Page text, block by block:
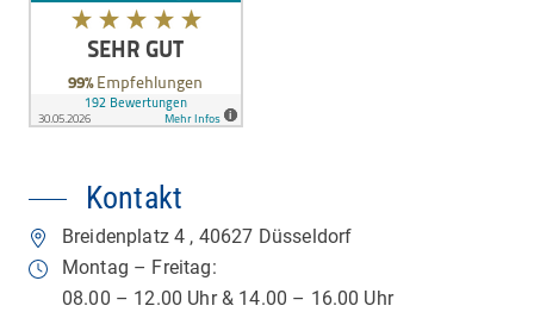
Kontakt
Breidenplatz 4 , 40627 Düsseldorf
Montag – Freitag:
08.00 – 12.00 Uhr & 14.00 – 16.00 Uhr